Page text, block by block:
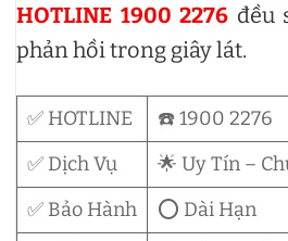
HOTLINE 1900 2276 đều
phản hồi trong giây lát.
✅ HOTLINE
☎️ 1900 2276
✅ Dịch Vụ
🌟 Uy Tín –
✅ Bảo Hành
⭕ Dài Hạn